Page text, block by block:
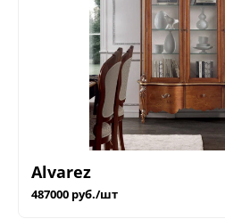
Alvarez
487000 руб./шт